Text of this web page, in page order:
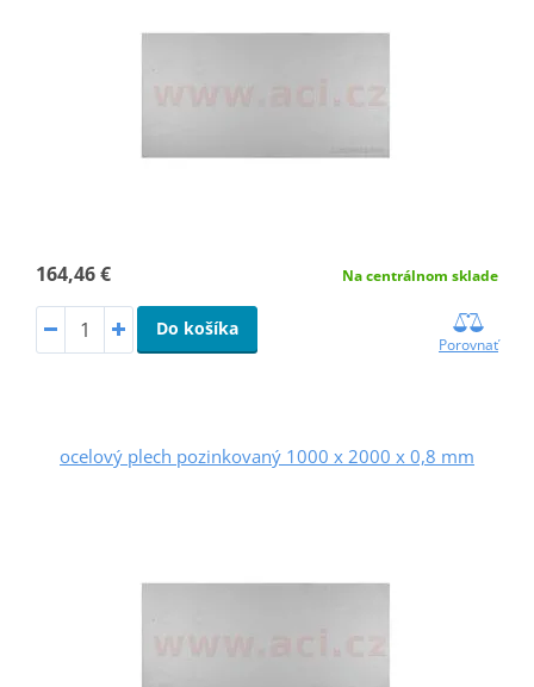
164,46 € Na centrálnom sklade
Do košíka
Porovnať
ocelový plech pozinkovaný 1000 x 2000 x 0,8 mm